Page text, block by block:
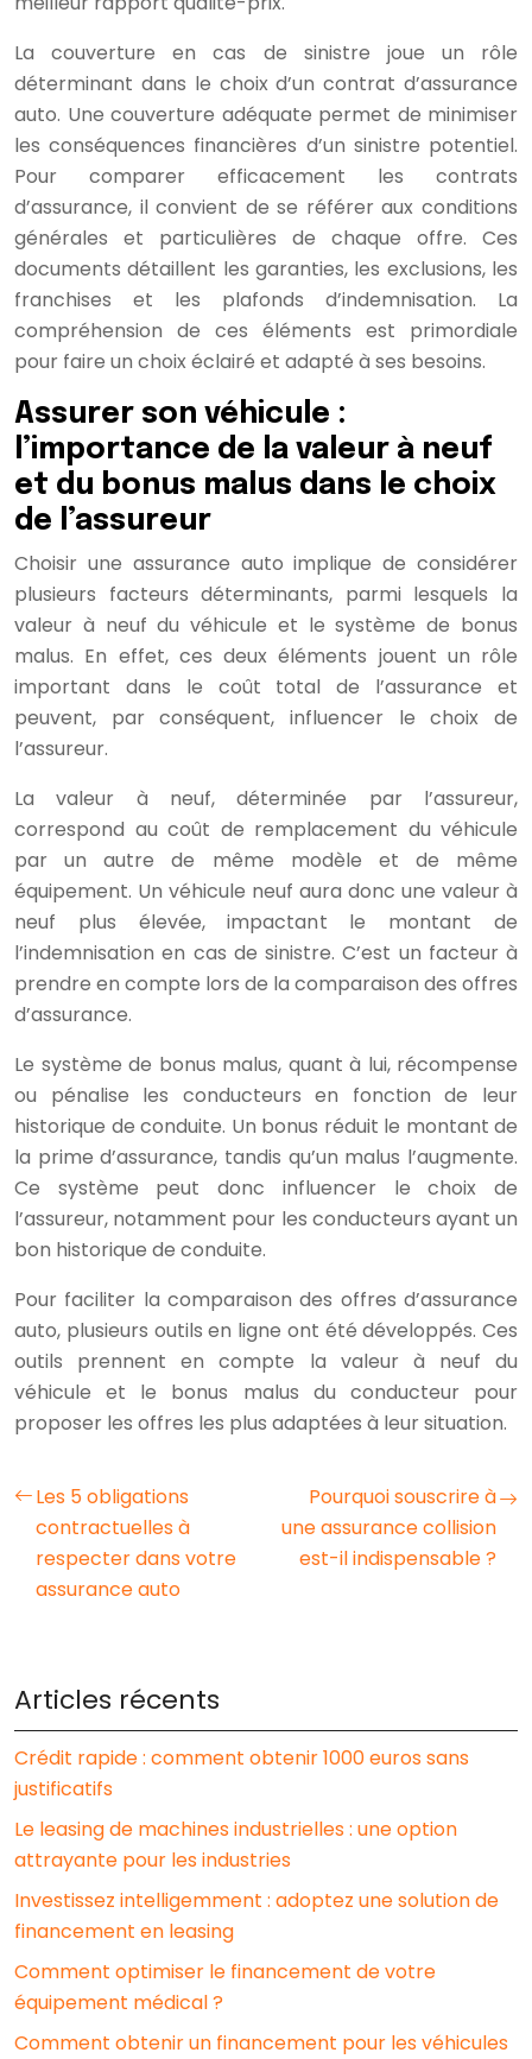
La couverture en cas de sinistre joue un rôle
déterminant dans le choix d’un contrat d’assurance
auto. Une couverture adéquate permet de minimiser
les conséquences financières d’un sinistre potentiel.
Pour comparer efficacement les contrats
d’assurance, il convient de se référer aux conditions
générales et particulières de chaque offre. Ces
documents détaillent les garanties, les exclusions, les
franchises et les plafonds d’indemnisation. La
compréhension de ces éléments est primordiale
pour faire un choix éclairé et adapté à ses besoins.
Assurer son véhicule :
l’importance de la valeur à neuf
et du bonus malus dans le choix
de l’assureur
Choisir une assurance auto implique de considérer
plusieurs facteurs déterminants, parmi lesquels la
valeur à neuf du véhicule et le système de bonus
malus. En effet, ces deux éléments jouent un rôle
important dans le coût total de l’assurance et
peuvent, par conséquent, influencer le choix de
l’assureur.
La valeur à neuf, déterminée par l’assureur,
correspond au coût de remplacement du véhicule
par un autre de même modèle et de même
équipement. Un véhicule neuf aura donc une valeur à
neuf plus élevée, impactant le montant de
l’indemnisation en cas de sinistre. C’est un facteur à
prendre en compte lors de la comparaison des offres
d’assurance.
Le système de bonus malus, quant à lui, récompense
ou pénalise les conducteurs en fonction de leur
historique de conduite. Un bonus réduit le montant de
la prime d’assurance, tandis qu’un malus l’augmente.
Ce système peut donc influencer le choix de
l’assureur, notamment pour les conducteurs ayant un
bon historique de conduite.
Pour faciliter la comparaison des offres d’assurance
auto, plusieurs outils en ligne ont été développés. Ces
outils prennent en compte la valeur à neuf du
véhicule et le bonus malus du conducteur pour
proposer les offres les plus adaptées à leur situation.
Les 5 obligations
contractuelles à
respecter dans votre
assurance auto
Pourquoi souscrire à
une assurance collision
est-il indispensable ?
Articles récents
Crédit rapide : comment obtenir 1000 euros sans
justificatifs
Le leasing de machines industrielles : une option
attrayante pour les industries
Investissez intelligemment : adoptez une solution de
financement en leasing
Comment optimiser le financement de votre
équipement médical ?
Comment obtenir un financement pour les véhicules